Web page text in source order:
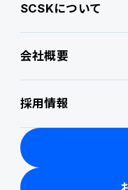
特集記事
ニュース・トピッ
製品関連動画
SCSKについて
会社概要
採用情報